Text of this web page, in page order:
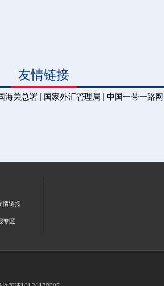
友情链接
海关总署 | 国家外汇管理局 | 中国一带一路网 |
情链接
专区